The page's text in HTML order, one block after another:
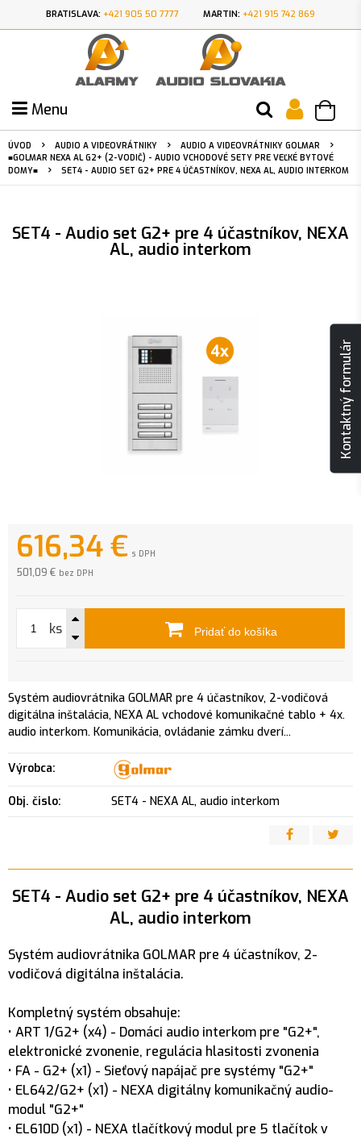
BRATISLAVA: +421 905 50 7777 MARTIN: +421 915 742 869
Menu
ÚVOD AUDIO A VIDEOVRÁTNIKY
AUDIO A VIDEOVRÁTNIKY GOLMAR
■GOLMAR NEXA AL G2+ (2-VODIČ) - AUDIO VCHODOVÉ SETY PRE VEĽKÉ BYTOVÉ
DOMY■
SET4 - AUDIO SET G2+ PRE 4 ÚČASTNÍKOV, NEXA AL, AUDIO INTERKOM
SET4 - Audio set G2+ pre 4 účastníkov, NEXA
AL, audio interkom
616,34€ s DPH
501,09 € bez DPH
ks Pridať do košíka
Systém audiovrátnika GOLMAR pre 4 účastníkov, 2-vodičová
digitálna inštalácia, NEXA AL vchodové komunikačné tablo + 4x.
audio interkom. Komunikácia, ovládanie zámku dverí...
Výrobca:
Obj. čislo: SET4 - NEXA AL, audio interkom
SET4 - Audio set G2+ pre 4 účastníkov, NEXA
AL, audio interkom
Systém audiovrátnika GOLMAR pre 4 účastníkov, 2-
vodičová digitálna inštalácia.
Kompletný systém obsahuje:
• ART 1/G2+ (x4) - Domáci audio interkom pre "G2+",
elektronické zvonenie, regulácia hlasitosti zvonenia
• FA - G2+ (x1) - Sieťový napájač pre systémy "G2+"
• EL642/G2+ (x1) - NEXA digitálny komunikačný audio-
modul "G2+"
• EL610D (x1) - NEXA tlačítkový modul pre 5 tlačítok v
Kontaktný formulár